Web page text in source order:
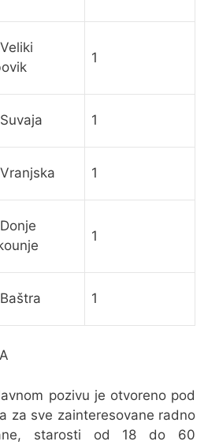
1
1
1
1
1
pozivu je otvoreno pod
za sve zainteresovane radno
starosti od 18 do 60